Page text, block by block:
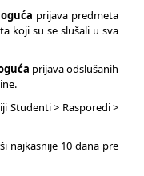
prijava predmeta
koji su se slušali u sva
prijava odslušanih
Studenti > Rasporedi >
najkasnije 10 dana pre